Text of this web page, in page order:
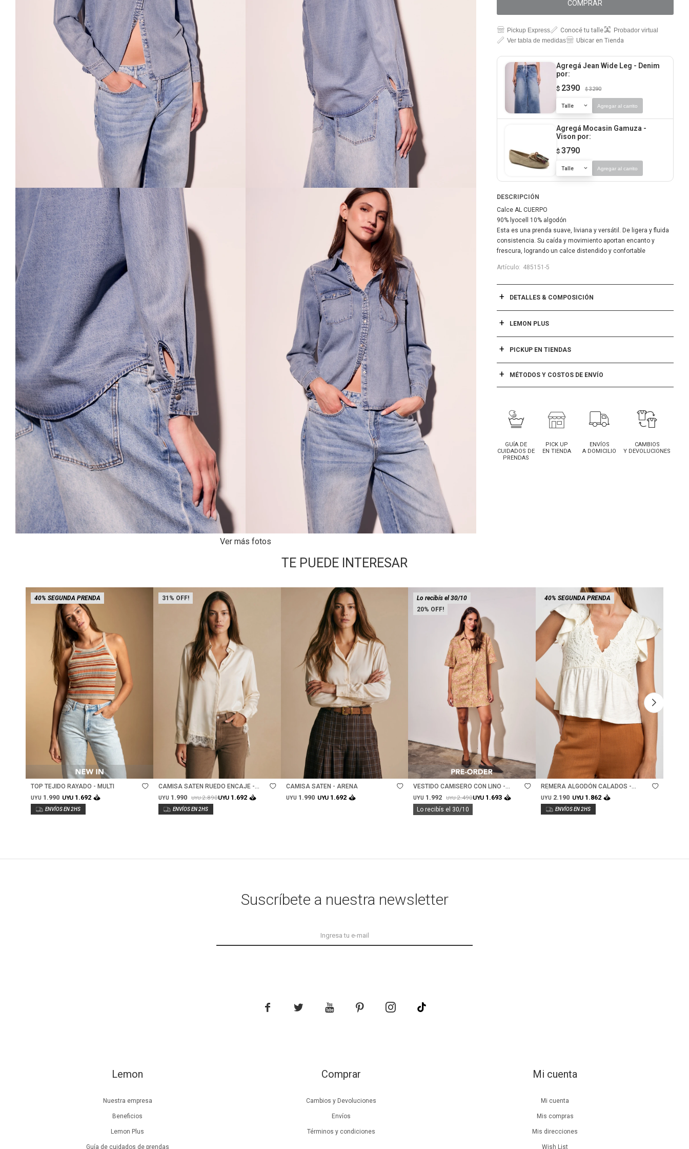
Ver más fotos
COMPRAR
Pickup Express Conocé tu talle
Probador virtual
Ver tabla de medidas
Ubicar en Tienda
Agregá Jean Wide Leg - Denim
por:
$ 2390 $ 3290
Talle Agregar al carrito
Agregá Mocasin Gamuza -
Vison por:
$ 3790
Talle Agregar al carrito
DESCRIPCIÓN
Calce AL CUERPO
90% lyocell 10% algodón
Esta es una prenda suave, liviana y versátil. De ligera y fluida
consistencia. Su caída y movimiento aportan encanto y
frescura, logrando un calce distendido y confortable
485151-5
DETALLES & COMPOSICIÓN
LEMON PLUS
PICKUP EN TIENDAS
MÉTODOS Y COSTOS DE ENVÍO
GUÍA DE
CUIDADOS DE
PRENDAS
PICK UP
EN TIENDA
ENVÍOS
A DOMICILIO
CAMBIOS
Y DEVOLUCIONES
TE PUEDE INTERESAR
40% SEGUNDA PRENDA
TOP TEJIDO RAYADO - MULTI
UYU 1.990 UYU 1.692
31
Talle
CAMISA SATEN RUEDO ENCAJE -
ARENA
UYU 1.990 UYU2.890UYU 1.692
Talle
CAMISA SATEN - ARENA
UYU 1.990 UYU 1.692
20
Lo recibís el 30/10
Talle
VESTIDO CAMISERO CON LINO -
PRINT
UYU 1.992 UYU2.490UYU 1.693
Lo recibís el 30/10
40% SEGUNDA PRENDA
REMERA ALGODÓN CALADOS -
NÁCAR
UYU 2.190 UYU 1.862
Lemon
Nuestra empresa
Beneficios
Lemon Plus
Guía de cuidados de prendas
Comprar
Cambios y Devoluciones
Envíos
Términos y condiciones
Mi cuenta
Mi cuenta
Mis compras
Mis direcciones
Wish List
Suscríbete a nuestra newsletter
    